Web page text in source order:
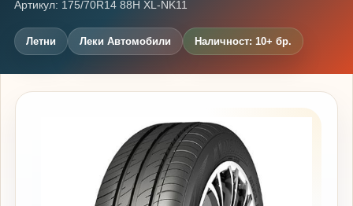
Артикул: 175/70R14 88H XL-NK11
Летни Леки Автомобили Наличност: 10+ бр.